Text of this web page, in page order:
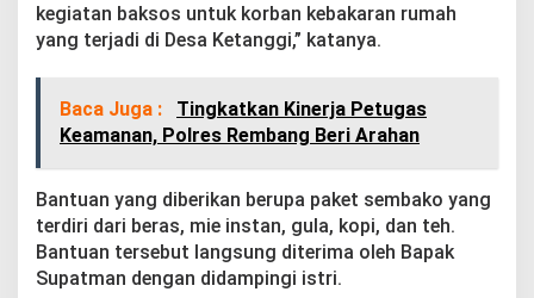
kegiatan baksos untuk korban kebakaran rumah
yang terjadi di Desa Ketanggi,” katanya.
Baca Juga :
Tingkatkan Kinerja Petugas
Keamanan, Polres Rembang Beri Arahan
Bantuan yang diberikan berupa paket sembako yang
terdiri dari beras, mie instan, gula, kopi, dan teh.
Bantuan tersebut langsung diterima oleh Bapak
Supatman dengan didampingi istri.